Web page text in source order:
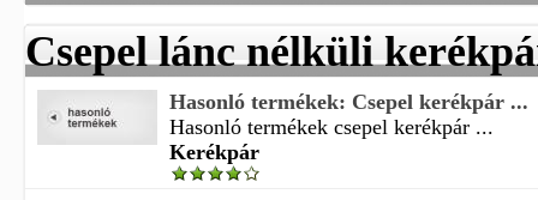
Csepel lánc nélküli
Hasonló termékek: Csepel kerékpár ...
Hasonló termékek csepel kerékpár ...
Kerékpár